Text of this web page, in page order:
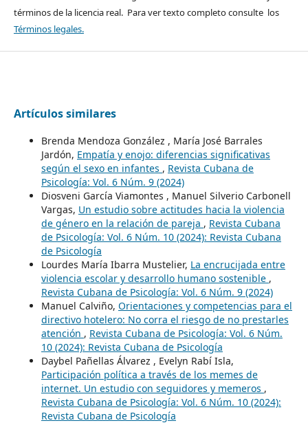
términos de la licencia real. Para ver texto completo consulte los
Términos legales.
Artículos similares
Brenda Mendoza González , María José Barrales
Jardón, Empatía y enojo: diferencias significativas
según el sexo en infantes , Revista Cubana de
Psicología: Vol. 6 Núm. 9 (2024)
Diosveni García Viamontes , Manuel Silverio Carbonell
Vargas, Un estudio sobre actitudes hacia la violencia
de género en la relación de pareja , Revista Cubana
de Psicología: Vol. 6 Núm. 10 (2024): Revista Cubana
de Psicología
Lourdes María Ibarra Mustelier, La encrucijada entre
violencia escolar y desarrollo humano sostenible ,
Revista Cubana de Psicología: Vol. 6 Núm. 9 (2024)
Manuel Calviño, Orientaciones y competencias para el
directivo hotelero: No corra el riesgo de no prestarles
atención , Revista Cubana de Psicología: Vol. 6 Núm.
10 (2024): Revista Cubana de Psicología
Daybel Pañellas Álvarez , Evelyn Rabí Isla,
Participación política a través de los memes de
internet. Un estudio con seguidores y memeros ,
Revista Cubana de Psicología: Vol. 6 Núm. 10 (2024):
Revista Cubana de Psicología